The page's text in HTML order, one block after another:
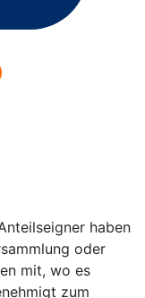
haben
oder
mit, wo es
zum